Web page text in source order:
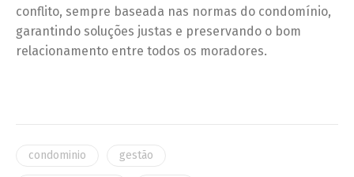
conflito, sempre baseada nas normas do condomínio,
garantindo soluções justas e preservando o bom
relacionamento entre todos os moradores.
condominio gestão